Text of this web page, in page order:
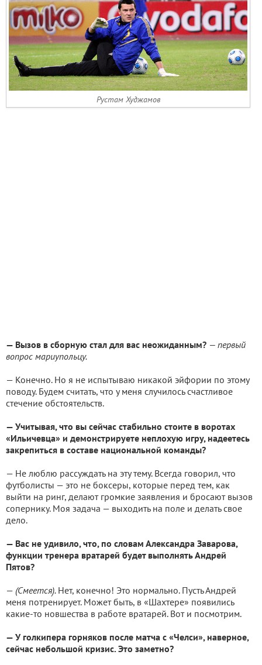
Рустам Худжамов
— Вызов в сборную стал для вас неожиданным? — первый
вопрос мариупольцу.
— Конечно. Но я не испытываю никакой эйфории по этому
поводу. Будем считать, что у меня случилось счастливое
стечение обстоятельств.
— Учитывая, что вы сейчас стабильно стоите в воротах
«Ильичевца» и демонстрируете неплохую игру, надеетесь
закрепиться в составе национальной команды?
— Не люблю рассуждать на эту тему. Всегда говорил, что
футболисты — это не боксеры, которые перед тем, как
выйти на ринг, делают громкие заявления и бросают вызов
сопернику. Моя задача — выходить на поле и делать свое
дело.
— Вас не удивило, что, по словам Александра Заварова,
функции тренера вратарей будет выполнять Андрей
Пятов?
— (Смеется). Нет, конечно! Это нормально. Пусть Андрей
меня потренирует. Может быть, в «Шахтере» появились
какие-то новшества в работе вратарей. Вот и посмотрим.
— У голкипера горняков после матча с «Челси», наверное,
сейчас небольшой кризис. Это заметно?